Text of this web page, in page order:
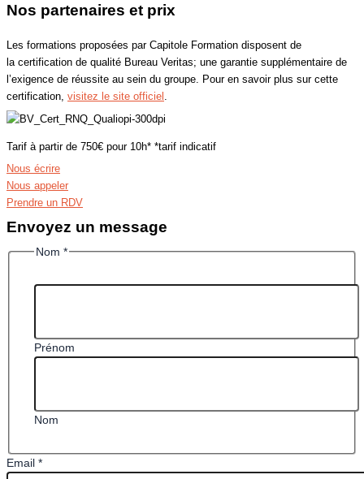
Nos partenaires et prix
Les formations proposées par Capitole Formation disposent de
la certification de qualité Bureau Veritas; une garantie supplémentaire de
l’exigence de réussite au sein du groupe. Pour en savoir plus sur cette
certification, visitez le site officiel .
Tarif à partir de 750€ pour 10h* *tarif indicatif
Nous écrire
Nous appeler
Prendre un RDV
Envoyez un message
Nom *
Prénom
Nom
Email *